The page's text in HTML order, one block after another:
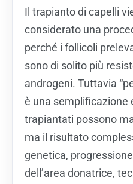
Il trapianto di capelli
considerato una
perché i follicoli
sono di solito più
androgeni. Tuttavia
è una semplificazione
trapiantati possono
ma il risultato
genetica,
dell’area donatrice,